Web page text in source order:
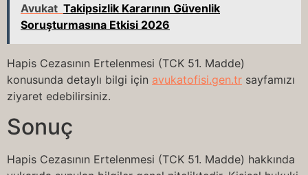
Avukat Takipsizlik Kararının Güvenlik
Soruşturmasına Etkisi 2026
Hapis Cezasının Ertelenmesi (TCK 51. Madde)
konusunda detaylı bilgi için avukatofisi.gen.tr sayfamızı
ziyaret edebilirsiniz.
Sonuç
Hapis Cezasının Ertelenmesi (TCK 51. Madde) hakkında